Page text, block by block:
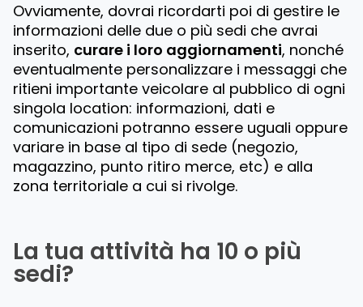
Ovviamente, dovrai ricordarti poi di gestire le
informazioni delle due o più sedi che avrai
inserito, curare i loro aggiornamenti, nonché
eventualmente personalizzare i messaggi che
ritieni importante veicolare al pubblico di ogni
singola location: informazioni, dati e
comunicazioni potranno essere uguali oppure
variare in base al tipo di sede (negozio,
magazzino, punto ritiro merce, etc) e alla
zona territoriale a cui si rivolge.
La tua attività ha 10 o più
sedi?